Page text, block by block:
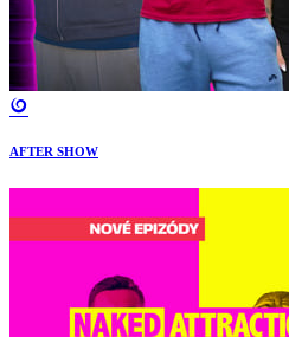
AFTER SHOW